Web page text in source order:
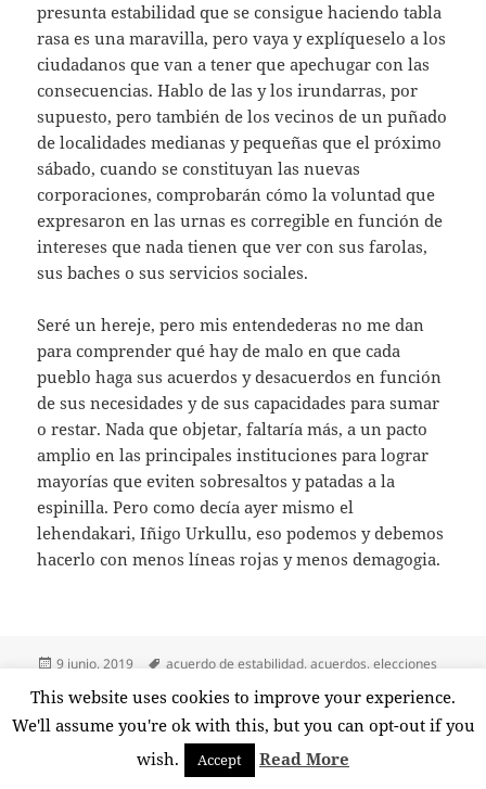
presunta estabilidad que se consigue haciendo tabla
rasa es una maravilla, pero vaya y explíqueselo a los
ciudadanos que van a tener que apechugar con las
consecuencias. Hablo de las y los irundarras, por
supuesto, pero también de los vecinos de un puñado
de localidades medianas y pequeñas que el próximo
sábado, cuando se constituyan las nuevas
corporaciones, comprobarán cómo la voluntad que
expresaron en las urnas es corregible en función de
intereses que nada tienen que ver con sus farolas,
sus baches o sus servicios sociales.
Seré un hereje, pero mis entendederas no me dan
para comprender qué hay de malo en que cada
pueblo haga sus acuerdos y desacuerdos en función
de sus necesidades y de sus capacidades para sumar
o restar. Nada que objetar, faltaría más, a un pacto
amplio en las principales instituciones para lograr
mayorías que eviten sobresaltos y patadas a la
espinilla. Pero como decía ayer mismo el
lehendakari, Iñigo Urkullu, eso podemos y debemos
hacerlo con menos líneas rojas y menos demagogia.
Publicado
9 junio, 2019 Etiquetas
acuerdo de estabilidad,acuerdos,elecciones
pnv, pse,voluntad popular 2 comentariosen Pactos a la fuerza
Funciona gracias a WordPress
This website uses cookies to improve your experience.
We'll assume you're ok with this, but you can opt-out if you
wish.
Accept Read More